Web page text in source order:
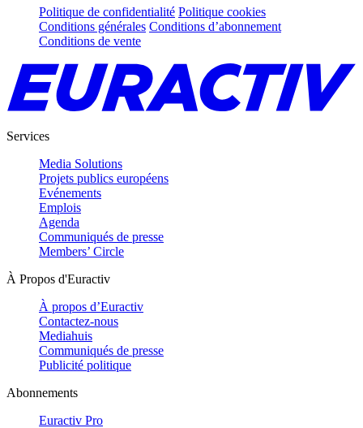
Politique de confidentialité Politique cookies
Conditions générales Conditions d’abonnement
Conditions de vente
Services
Media Solutions
Projets publics européens
Evénements
Emplois
Agenda
Communiqués de presse
Members’ Circle
À Propos d'Euractiv
À propos d’Euractiv
Contactez-nous
Mediahuis
Communiqués de presse
Publicité politique
Abonnements
Euractiv Pro